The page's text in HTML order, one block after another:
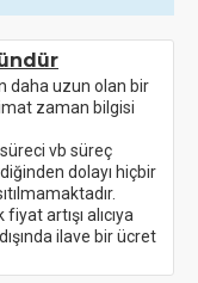
daha uzun olan bir
zaman bilgisi
vb süreç
dolayı hiçbir
artışı alıcıya
ilave bir ücret